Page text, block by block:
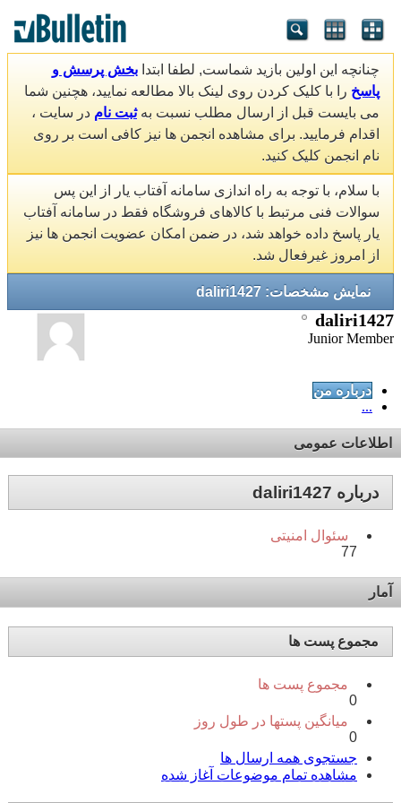
چنانچه این اولین بازید شماست, لطفا ابتدا بخش پرسش و
پاسخ را با کلیک کردن روی لینک بالا مطالعه نمایید، هچنین شما
می بایست قبل از ارسال مطلب نسبت بهثبت نام در سایت ،
اقدام فرمایید. برای مشاهده انجمن ها نیز کافی است بر روی
نام انجمن کلیک کنید.
با سلام، با توجه به راه اندازی سامانه آفتاب یار از این پس
سوالات فنی مرتبط با کالاهای فروشگاه فقط در سامانه آفتاب
یار پاسخ داده خواهد شد، در ضمن امکان عضویت انجمن ها نیز
از امروز غیرفعال شد.
نمایش مشخصات: daliri1427
daliri1427
Junior Member
درباره من
...
اطلاعات عمومی
درباره daliri1427
سئوال امنیتی
77
آمار
مجموع پست ها
مجموع پست ها
0
میانگین پستها در طول روز
0
جستجوی همه ارسال ها
مشاهده تمام موضوعات آغاز شده